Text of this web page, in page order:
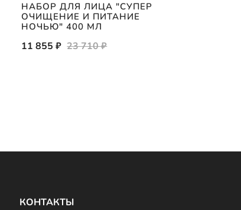
НАБОР ДЛЯ ЛИЦА "СУПЕР
ОЧИЩЕНИЕ И ПИТАНИЕ
НОЧЬЮ" 400 МЛ
11 855 ₽ 23 710 ₽
КОНТАКТЫ